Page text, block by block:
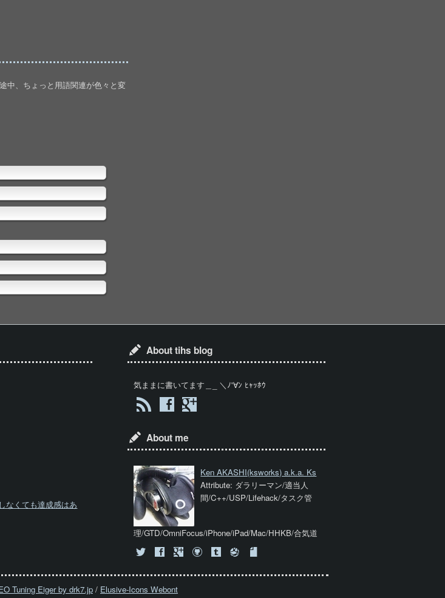
中、ちょっと用語関連が色々と変
なくても達成感はあ
About tihs blog
気ままに書いてます＿_ ＼ﾉ'∀ﾝ ﾋｬｯﾎｳ
About me
Ken AKASHI(ksworks) a.k.a. Ks
Attribute: ダラリーマン/適当人
間/C++/USP/Lifehack/タスク管
理/GTD/OmniFocus/iPhone/iPad/Mac/HHKB/合気道
Tuning Eiger by drk7.jp / Elusive-Icons Webont